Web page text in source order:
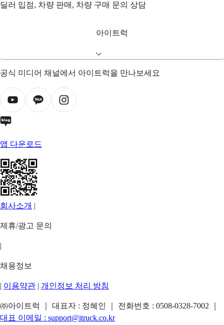
딜러 입점, 차량 판매, 차량 구매 문의 상담
아이트럭
공식 미디어 채널에서 아이트럭을 만나보세요
앱 다운로드
회사소개 |
제휴/광고 문의
|
채용정보
| 이용약관 | 개인정보 처리 방침
㈜아이트럭 ｜ 대표자 : 정혜인 ｜ 전화번호 : 0508-0328-7002
대표 이메일 : support@itruck.co.kr